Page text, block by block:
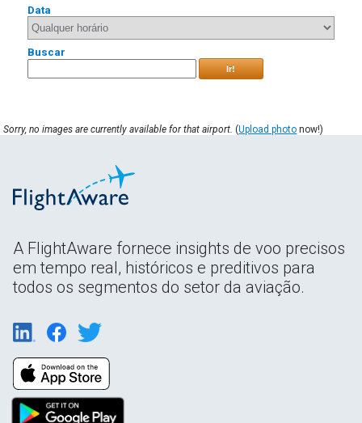
Data
Buscar
Ir!
Sorry, no images are currently available for that airport. (Upload photo now!)
A FlightAware fornece insights de voo precisos
em tempo real, históricos e preditivos para
todos os segmentos do setor da aviação.